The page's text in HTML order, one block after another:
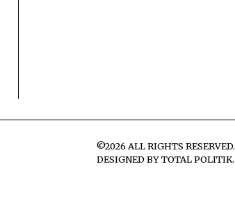
©2026 ALL RIGHTS RESERVED.
DESIGNED BYTOTAL POLITIK.